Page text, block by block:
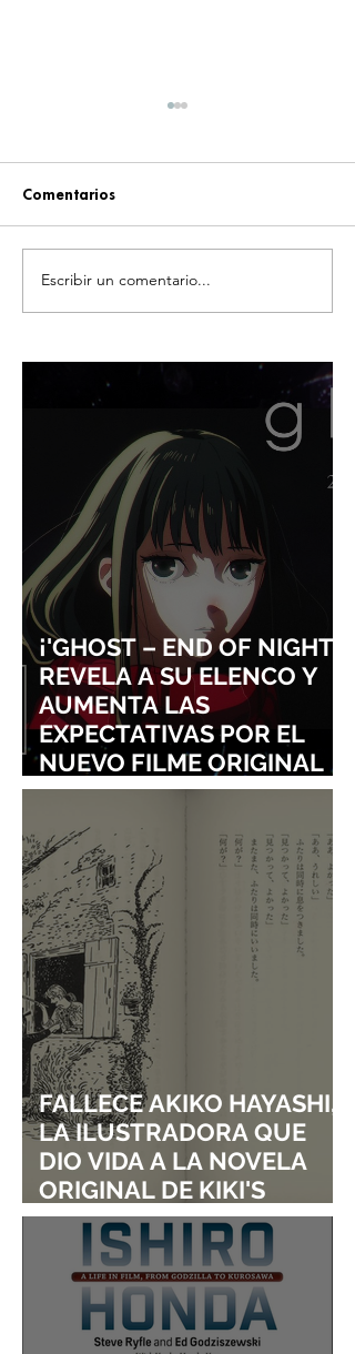
¡NINTENDO SIGUE
IMPARABLE! SWITCH 2 YA
DOMINIO DE LA GRAN N
Comentarios
Escribir un comentario...
¡'GHOST – END OF NIGHT'
REVELA A SU ELENCO Y
AUMENTA LAS
EXPECTATIVAS POR EL
NUEVO FILME ORIGINAL
DE SHINGO NATSUME!
FALLECE AKIKO HAYASHI,
LA ILUSTRADORA QUE
DIO VIDA A LA NOVELA
ORIGINAL DE KIKI'S
DELIVERY SERVICE